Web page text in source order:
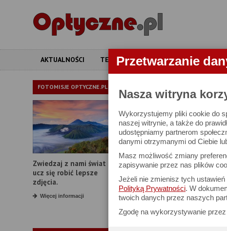
Przetwarzanie
Nasza witryna
Wykorzystujemy pliki cookie do
naszej witrynie, a także do
udostępniamy partnerom
danymi otrzymanymi od Ciebie
Masz możliwość zmiany
zapisywanie przez nas plików
Jeżeli nie zmienisz tych
Polityką Prywatności. W
twoich danych przez naszych
Zgodę na wykorzystywanie
AKTUALNOŚCI TESTY ARTYKUŁY APARATY
FOTOMISJE OPTYCZNE.PL
Zwiedzaj z nami świat i
ucz się robić lepsze
zdjęcia.
Więcej informacji
APARATY
W bazie
Proszę podać
Producent:
Model:
Rozdzielczość:
Zoom optyczny: